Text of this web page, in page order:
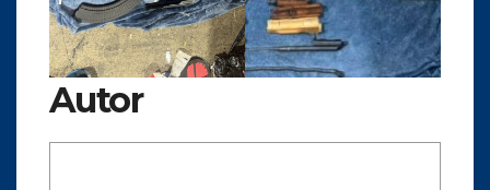
Autor